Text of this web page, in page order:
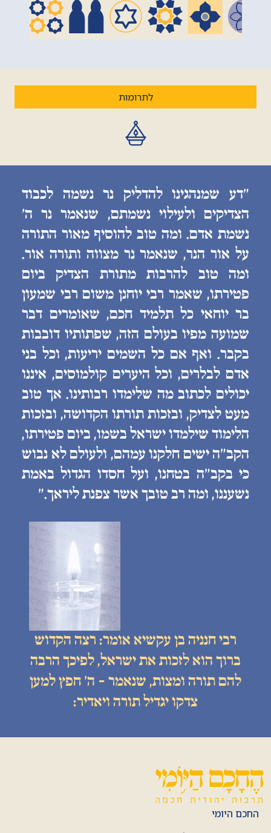
לתרומות
״דע שמנהגינו להדליק נר נשמה לכבוד
הצדיקים ולעילוי נשמתם, שנאמר נר ה׳
נשמת אדם. ומה טוב להוסיף מאור התורה
על אור הנר, שנאמר נר מצווה ותורה אור.
ומה טוב להרבות מתורת הצדיק ביום
פטירתו, שאמר רבי יוחנן משום רבי שמעון
בר יוחאי כל תלמיד חכם, שאומרים דבר
שמועה מפיו בעולם הזה, שפתותיו דובבות
בקבר. ואף אם כל השמים יריעות, וכל בני
אדם לבלרים, וכל היערים קולמוסים, איננו
יכולים לכתוב מה שלימדו רבותינו. אך טוב
מעט לצדיק, ובזכות תורתו הקדושה, ובזכות
הלימוד שילמדו ישראל בשמו, ביום פטירתו,
הקב״ה ישים חלקנו עמהם, ולעולם לא נבוש
כי בקב״ה בטחנו, ועל חסדו הגדול באמת
נשעננו, ומה רב טובך אשר צפנת ליראך.״
רבי חנניה בן עקשיא אומר: רצה הקדוש
ברוך הוא לזכות את ישראל, לפיכך הרבה
להם תורה ומצות, שנאמר - ה׳ חפץ למען
צדקו יגדיל תורה ויאדיר:
החכם היומי